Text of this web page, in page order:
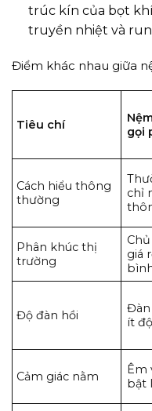
trúc kín của bọt
truyền nhiệt và
Điểm khác nhau giữa
Tiêu chí
gọi
Cách hiểu thông
thường
chỉ
Phân khúc thị
trường
giá
Độ đàn hồi
Đàn
ít
Cảm giác nằm
Êm
bật